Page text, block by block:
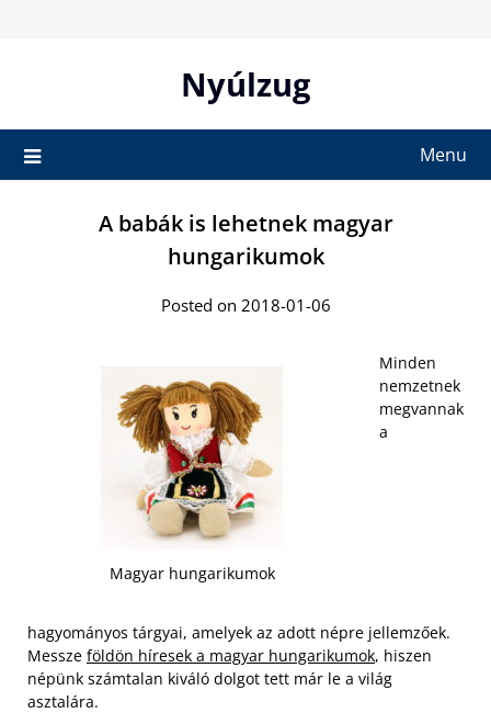
Nyúlzug
Menu
A babák is lehetnek magyar
hungarikumok
Posted on 2018-01-06
Magyar hungarikumok
Minden
nemzetnek
megvannak
a
hagyományos tárgyai, amelyek az adott népre jellemzőek.
Messze földön híresek a magyar hungarikumok, hiszen
népünk számtalan kiváló dolgot tett már le a világ
asztalára.